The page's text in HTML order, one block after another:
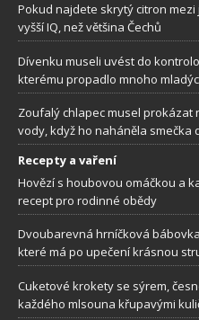
Pokud najdete skrytý citron
vyšší IQ, než většina Čechů
Dívenku museli uvést do
kterému propadlo mnoho
Zoufalý chlapec musel
vody, když ho naháněla smečka
Recepty a vaření
Hovězí s houbovou omáčkou a
recept pro rodinné obědy
Dvoubarevná hrníčková
které má po upečení krásnou
Cuketové krokety se sýrem,
každého mlsouna křupavými